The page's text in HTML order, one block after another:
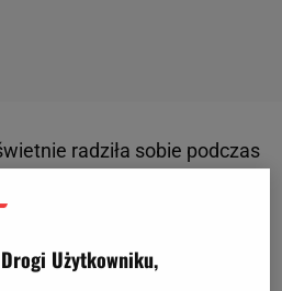
radziła sobie podczas
z Włoszką Camilą Giorgi
Polka
była faworytką w
Użytkowniku,